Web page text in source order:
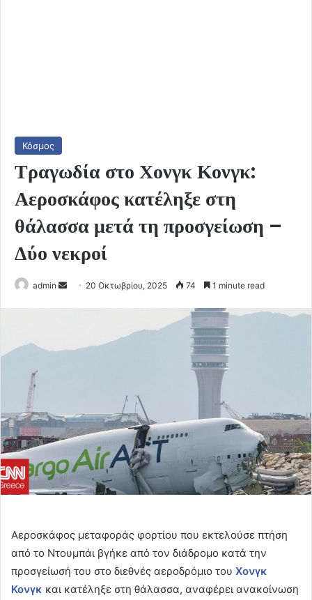
Κόσμος
Τραγωδία στο Χονγκ Κονγκ:
Αεροσκάφος κατέληξε στη
θάλασσα μετά τη προσγείωση –
Δύο νεκροί
admin
Send 20 Οκτωβρίου, 2025 74 1 minute read
Αεροσκάφος μεταφοράς φορτίου που εκτελούσε πτήση
από το Ντουμπάι βγήκε από τον διάδρομο κατά την
προσγείωσή του στο διεθνές αεροδρόμιο του Χονγκ
Κονγκ και κατέληξε στη θάλασσα, αναφέρει ανακοίνωση